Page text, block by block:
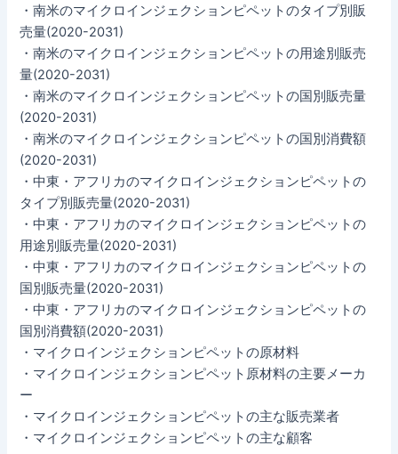
・南米のマイクロインジェクションピペットのタイプ別販
売量(2020-2031)
・南米のマイクロインジェクションピペットの用途別販売
量(2020-2031)
・南米のマイクロインジェクションピペットの国別販売量
(2020-2031)
・南米のマイクロインジェクションピペットの国別消費額
(2020-2031)
・中東・アフリカのマイクロインジェクションピペットの
タイプ別販売量(2020-2031)
・中東・アフリカのマイクロインジェクションピペットの
用途別販売量(2020-2031)
・中東・アフリカのマイクロインジェクションピペットの
国別販売量(2020-2031)
・中東・アフリカのマイクロインジェクションピペットの
国別消費額(2020-2031)
・マイクロインジェクションピペットの原材料
・マイクロインジェクションピペット原材料の主要メーカ
ー
・マイクロインジェクションピペットの主な販売業者
・マイクロインジェクションピペットの主な顧客